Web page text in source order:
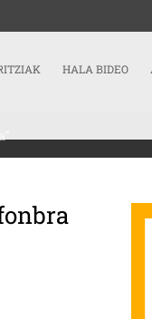
HALA BIDEO
AZPIAN